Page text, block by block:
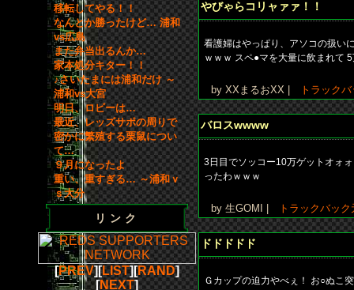
移転してやる！！
なんとか勝ったけど… 浦和
vs広島
また弁当出るんか…
家本処分キター！！
♪さいたまには浦和だけ ～
浦和vs大宮
明日、ロビーは…
最近、レッズサポの周りで
密かに繁殖する栗鼠につい
て…
９月になったよ
重い、重すぎる… ～浦和ｖ
ｓ大分
リンク
[PREV][LIST][RAND]
[NEXT]
やびゃらコリャァァ！！
看護婦はやっぱり、アソコの扱い
ｗｗｗ スペ●マを大量に飲まれて
by XXまるおXX | トラック
バロスwwww
3日目でソッコー10万ゲットオォ
ったわｗｗｗ
by 生GOMI | トラックバック
ドドドドド
Ｇカップの迫力やべぇ！ お○ぬこ